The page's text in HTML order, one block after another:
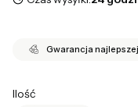
Gwarancja
Ilość